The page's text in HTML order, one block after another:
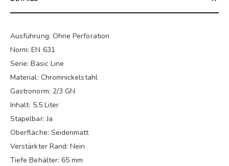
Ausführung: Ohne Perforation
Norm: EN 631
Serie: Basic Line
Material: Chromnickelstahl
Gastronorm: 2/3 GN
Inhalt: 5,5 Liter
Stapelbar: Ja
Oberfläche: Seidenmatt
Verstärkter Rand: Nein
Tiefe Behälter: 65 mm